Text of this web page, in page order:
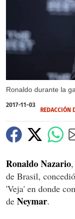
Ronaldo durante la
2017-11-03
REDACCIÓN
Ronaldo Nazario
de Brasil,
'Veja' en donde
de Neymar.